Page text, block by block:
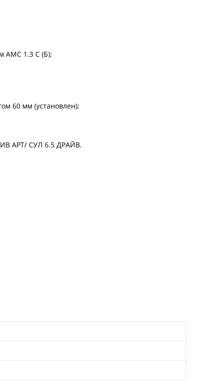
АМС 1.3 С (Б);
60 мм (установлен);
АРТ/ СУЛ 6.5 ДРАЙВ.